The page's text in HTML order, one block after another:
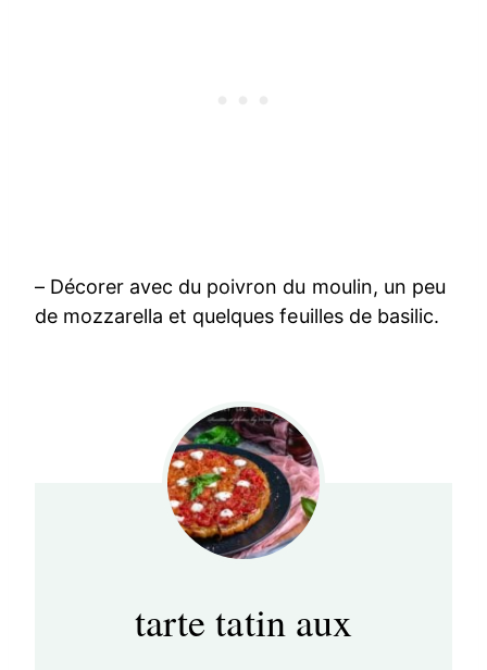
– Décorer avec du poivron du moulin, un peu
de mozzarella et quelques feuilles de basilic.
tarte tatin aux